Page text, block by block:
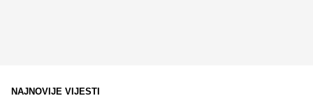
NAJNOVIJE VIJESTI